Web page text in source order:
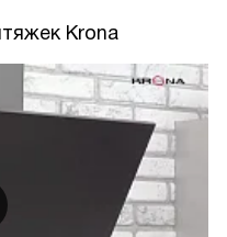
Krona